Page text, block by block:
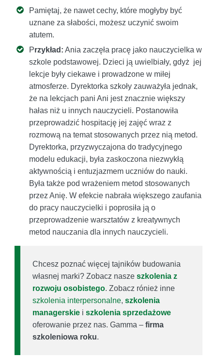
Pamiętaj, że nawet cechy, które mogłyby być
uznane za słabości, możesz uczynić swoim
atutem.
Przykład: Ania zaczęła pracę jako nauczycielka w
szkole podstawowej. Dzieci ją uwielbiały, gdyż jej
lekcje były ciekawe i prowadzone w miłej
atmosferze. Dyrektorka szkoły zauważyła jednak,
że na lekcjach pani Ani jest znacznie większy
hałas niż u innych nauczycieli. Postanowiła
przeprowadzić hospitację jej zajęć wraz z
rozmową na temat stosowanych przez nią metod.
Dyrektorka, przyzwyczajona do tradycyjnego
modelu edukacji, była zaskoczona niezwykłą
aktywnością i entuzjazmem uczniów do nauki.
Była także pod wrażeniem metod stosowanych
przez Anię. W efekcie nabrała większego zaufania
do pracy nauczycielki i poprosiła ją o
przeprowadzenie warsztatów z kreatywnych
metod nauczania dla innych nauczycieli.
Chcesz poznać więcej tajników budowania
własnej marki? Zobacz nasze szkolenia z
rozwoju osobistego. Zobacz rónież inne
szkolenia interpersonalne, szkolenia
managerskie i szkolenia sprzedażowe
oferowanie przez nas. Gamma – firma
szkoleniowa roku.